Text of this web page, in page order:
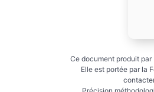
Ce document produit
Elle est portée par la